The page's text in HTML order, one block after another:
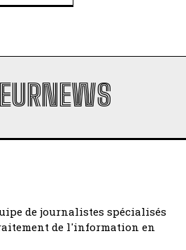
de journalistes spécialisés
de l'information en